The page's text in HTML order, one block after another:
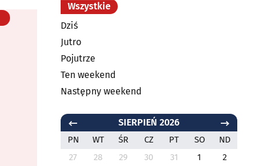
Wszystkie
Dziś
Jutro
Pojutrze
Ten weekend
Następny weekend
SIERPIEŃ 2026
PN WT ŚR CZ PT SO
ND
27
28 29 30 31 1
2